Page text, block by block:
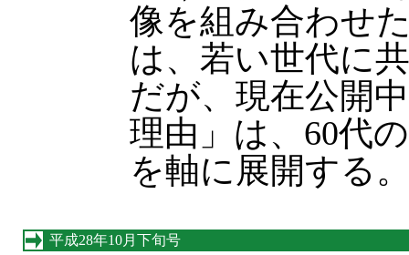
像を組み合わせ
は、若い世代に
だが、現在公開
理由」は、60代
を軸に展開する
平成28年10月下旬号